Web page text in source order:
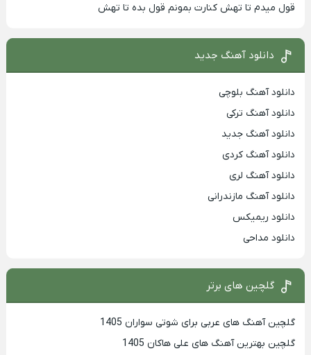
قول میدم تا تهش کنارت بمونم قول بده تا تهش
دانلود آهنگ جدید
دانلود آهنگ بلوچی
دانلود آهنگ ترکی
دانلود آهنگ جدید
دانلود آهنگ کردی
دانلود آهنگ لری
دانلود آهنگ مازندرانی
دانلود ریمیکس
دانلود مداحی
گلچین های برتر
گلچین آهنگ های عربی برای شوتی سواران 1405
گلچین بهترين آهنگ های علی هاکان 1405